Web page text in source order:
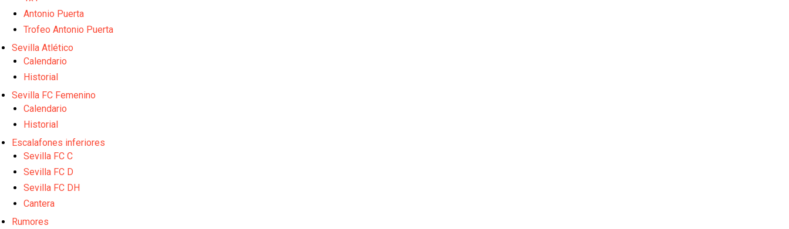
Endrick y Marc Bernal protagonizan las ofertas más destacadas del día
El Sevilla Juvenil A última detalles en Canarias para su debut en la Cantalejo Province Cup
Los posibles herederos del número 16 tras la marcha de Juanlu
Antonio Puerta
Trofeo Antonio Puerta
Sevilla Atlético
Calendario
Historial
Sevilla FC Femenino
Calendario
Historial
Escalafones inferiores
Sevilla FC C
Sevilla FC D
Sevilla FC DH
Cantera
Rumores